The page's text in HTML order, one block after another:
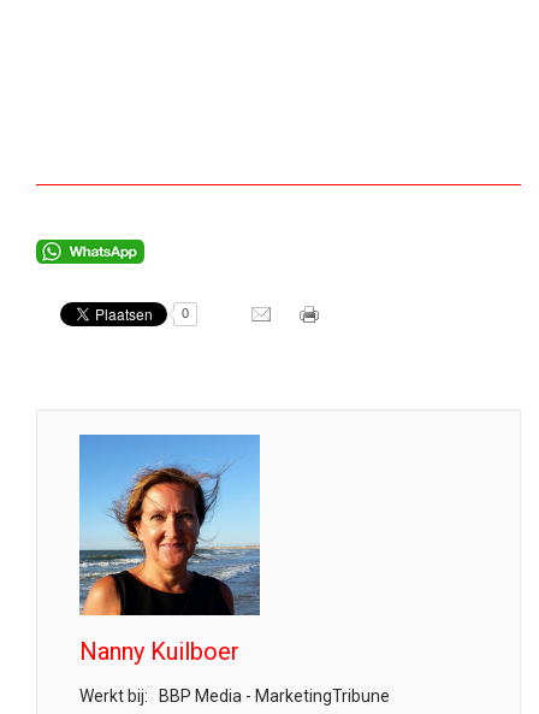
0
Nanny Kuilboer
Werkt bij: BBP Media - MarketingTribune